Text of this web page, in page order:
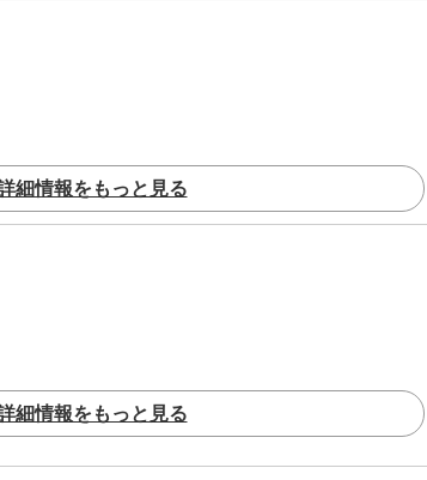
細情報をもっと見る
細情報をもっと見る